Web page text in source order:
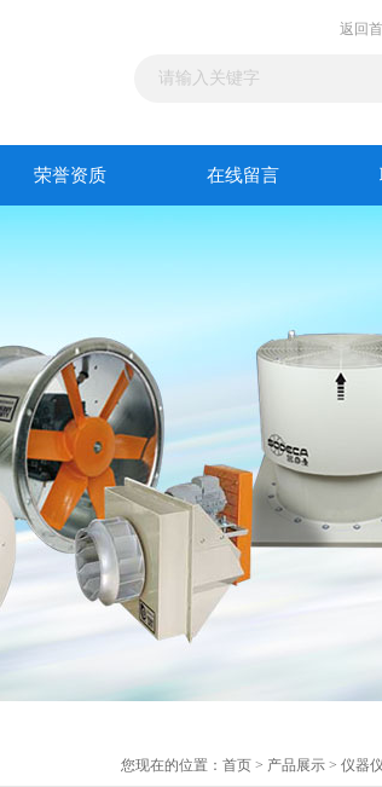
返回
荣誉资质 在线留言
您现在的位置： 首页 > 产品展示 > 仪器